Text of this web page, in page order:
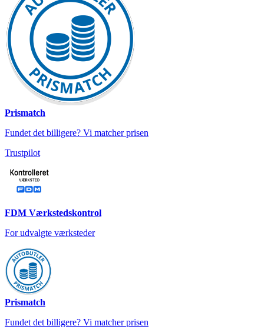
Prismatch
Fundet det billigere? Vi matcher prisen
Trustpilot
FDM Værkstedskontrol
For udvalgte værksteder
Prismatch
Fundet det billigere? Vi matcher prisen